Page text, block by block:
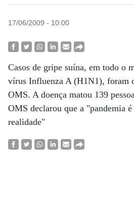
17/06/2009 - 10:00
Casos de gripe suína, em todo o
vírus Influenza A (H1N1), foram
OMS. A doença matou 139
OMS declarou que a "pandemia é
realidade"